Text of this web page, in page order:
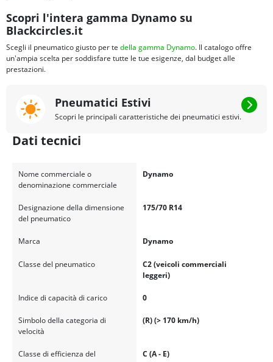
Scopri l'intera gamma Dynamo su
Blackcircles.it
Scegli il pneumatico giusto per te della gamma Dynamo. Il catalogo offre
un'ampia scelta per soddisfare tutte le tue esigenze, dal budget alle
prestazioni.
Pneumatici Estivi
Scopri le principali caratteristiche dei pneumatici estivi.
Dati tecnici
Nome commerciale o
denominazione commerciale
Dynamo
Designazione della dimensione
del pneumatico
175/70 R14
Marca Dynamo
Classe del pneumatico
C2 (veicoli commerciali
leggeri)
Indice di capacità di carico 0
Simbolo della categoria di
velocità
(R) (> 170 km/h)
Classe di efficienza del
C (A - E)